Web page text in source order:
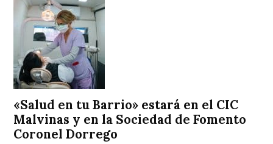
«Salud en tu Barrio» estará en el CIC
Malvinas y en la Sociedad de Fomento
Coronel Dorrego